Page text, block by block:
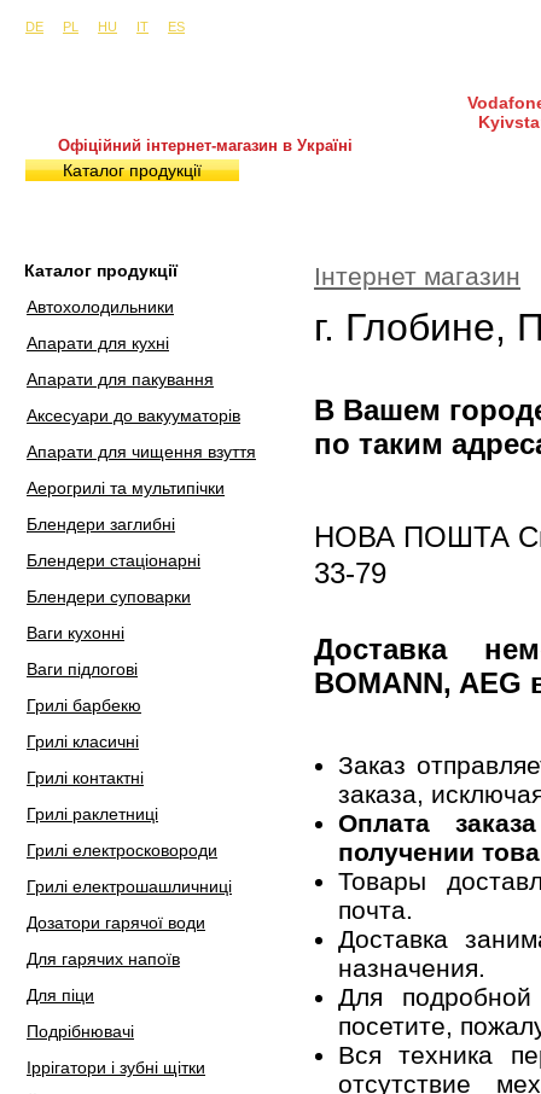
DE
PL HU IT ES
Офіційний інтернет-магазин в Україні
Каталог продукції
Каталог продукції
Автохолодильники
Апарати для кухні
Апарати для пакування
Аксесуари до вакууматорів
Апарати для чищення взуття
Аерогрилі та мультипічки
Блендери заглибні
Блендери стаціонарні
Блендери суповарки
Ваги кухонні
Ваги підлогові
Грилі барбекю
Грилі класичні
Грилі контактні
Грилі раклетниці
Грилі електросковороди
Грилі електрошашличниці
Дозатори гарячої води
Для гарячих напоїв
Для піци
Подрібнювачі
Іррігатори і зубні щітки
Інтернет магазин
г. Глобине,
В Вашем
по таким
НОВА ПОШТА
33-79
Доставка
BOMANN, AEG
Заказ
заказа,
Оплата
получении
Товары
почта.
Доставка
назначения.
Для
посетите,
Вся техника
отсутствие